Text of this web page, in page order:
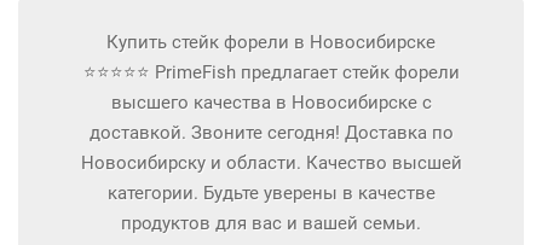
Купить стейк форели в Новосибирске
⭐⭐⭐⭐⭐ PrimeFish предлагает стейк форели
высшего качества в Новосибирске с
доставкой. Звоните сегодня! Доставка по
Новосибирску и области. Качество высшей
категории. Будьте уверены в качестве
продуктов для вас и вашей семьи.